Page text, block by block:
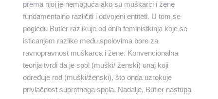
prema njoj je nemoguća ako su muškarci i žene
fundamentalno različiti i odvojeni entiteti. U tom se
pogledu Butler razlikuje od onih feministkinja koje se
isticanjem razlike među spolovima bore za
ravnopravnost muškarca i žene. Konvencionalna
teorija tvrdi da je spol (muški/ ženski) onaj koji
određuje rod (muški/ženski), što onda uzrokuje
privlačnost suprotnoga spola. Nadalje, Butler nastupa